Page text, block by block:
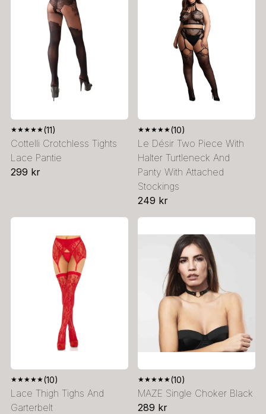
★★★★★(11)
Cottelli Crotchless Tights
Lace Pantie
299 kr
★★★★★(10)
Le Désir Two Piece With
Halter Turtleneck And
Panty With Attached
Stockings
249 kr
★★★★★(10)
Lace Thigh Tighs And
Garterbelt
★★★★★(10)
MAZE Single Choker Black
289 kr